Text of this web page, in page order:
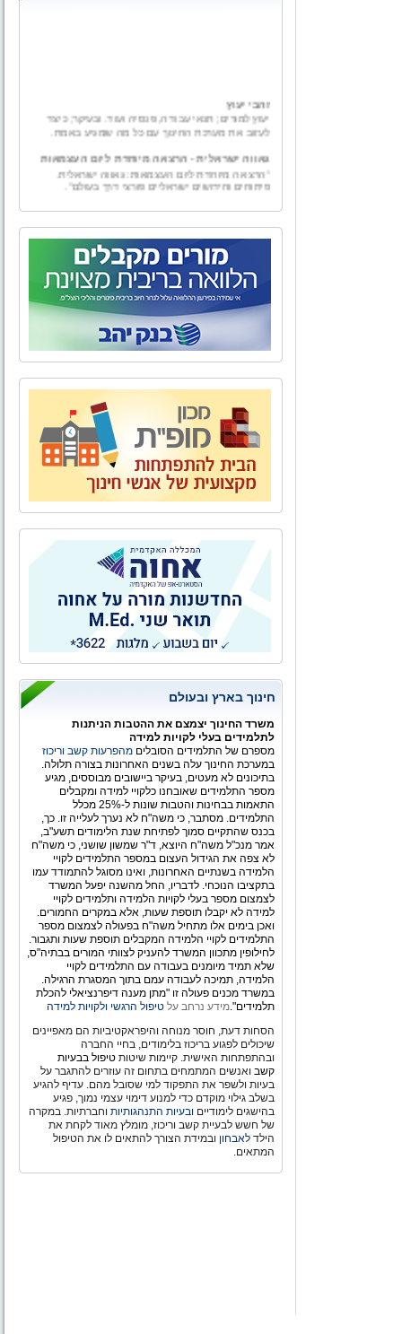
יעוץ למורים; תנאי עבודה, פנסיה ועוד. ובעיקר; כיצד
לעזוב את מערכת החינוך עם כל מה שמגיע באמת.
גאווה ישראלית - הרצאה מיוחדת ליום העצמאות
"הרצאה מיוחדת ליום העצמאות: גאווה ישראלית.
פיתוחים וחידושים ישראליים פורצי דרך בעולם".
"גמולים - יעוץ למורה" מספקת למגזר עובדי מערכת
החינוך בפרט ולמגזרי המשק השונים בכלל, בדיקה
אובייקטיבית ומגוון פתרונות פיננסיים להם ולבני ביתם.
מאחורינו אלפי שעות ייעוץ פיננסי ופנסיוני לכל מגזרי
המשק השונים.
אל הטבע - טיולים, אירועים, ימי גיבוש וסדנאות
לארגונים,סדנאות O.D.T
"אל הטבע" מתמחה בהפקת פעילויות שונות בטבע -
ספר וקבוצות. אנו מקפידים על איכות בשירות ובביצוע
הצוות של "אל הטבע" בשילוב התפאורה של טבע
ארצנו מבטיח יציאה מהשגרה וחוויה שתיזכר לזמן רב.
בית ביאליק
לאחרונה, נפתח מחדש מוזיאון בית ביאליק, ביתו של
המשורר הלאומי חיים נחמן ביאליק. לאחר עבודת
שיקום ושיחזור יוצאת דופן החושפת ומאירה את רוח
האיש והתקופה, מזמין אתכם בית ביאליק להתוודע
לאחד מבתיה האותנטיים, המרגשים והמלהיבים של
העיר העברית הראשונה, ולעולמו הפרטי והציבורי של
המשורר הלאומי
חינוך בארץ ובעולם
משרד החינוך יצמצם את ההטבות הניתנות
לתלמידים בעלי לקויות למידה
מספרם של התלמידים הסובלים מהפרעות קשב וריכוז
במערכת החינוך עלה בשנים האחרונות בצורה תלולה.
בתיכונים לא מעטים, בעיקר ביישובים מבוססים, מגיע
מספר התלמידים שאובחנו כלקויי למידה ומקבלים
התאמות בבחינות והטבות שונות ל-25% מכלל
התלמידים. מסתבר, כי משה"ח לא נערך לעלייה זו. כך,
בכנס שהתקיים סמוך לפתיחת שנת הלימודים תשע"ב,
אמר מנכ"ל משה"ח היוצא, ד"ר שמשון שושני, כי משה"ח
לא צפה את הגידול העצום במספר התלמידים לקויי
הלמידה בשנתיים האחרונות, ואינו מסוגל להתמודד עמו
בתקציבו הנוכחי. לדבריו, החל מהשנה יפעל המשרד
לצמצום מספר בעלי לקויות הלמידה ותלמידים לקויי
למידה לא יקבלו תוספת שעות, אלא במקרים החמורים.
ואכן בימים אלו מתחיל משה"ח בפעולה לצמצום מספר
התלמידים לקויי הלמידה המקבלים תוספת שעות ותגבור.
לחילופין מתכוון המשרד להעניק לצוותי המורים בבתיה"ס,
שלא תמיד מיומנים בעבודה עם התלמידים לקויי
הלמידה, תמיכה לעבודה עמם בתוך המסגרת הרגילה.
במשרד מכנים פעולה זו "מתן מענה דיפרנציאלי להכלת
תלמידים".מידע נרחב על טיפול הרגשי ולקויות למידה
הסחות דעת, חוסר מנוחה והיפראקטיביות הם מאפיינים
שיכולים לפגוע בריכוז בלימודים, בחיי החברה
ובהתפתחות האישית. קיימות שיטות טיפול בבעיות
קשב ואנשים המתמחים בתחום זה עוזרים להתגבר על
בעיות ולשפר את התפקוד למי שסובל מהם. עדיף להגיע
בשלב גילוי מוקדם כדי למנוע דימוי עצמי נמוך, פגיע
בהישגים לימודיים ובעיות התנהגותיות וחברתיות. במקרה
של חשש לבעיית קשב וריכוז, מומלץ מאוד לקחת את
הילד לאבחון ובמידת הצורך להתאים לו את הטיפול
המתאים.